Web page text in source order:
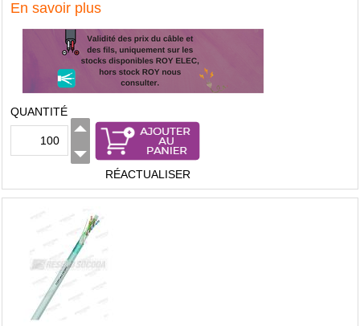
En savoir plus
QUANTITÉ
RÉACTUALISER